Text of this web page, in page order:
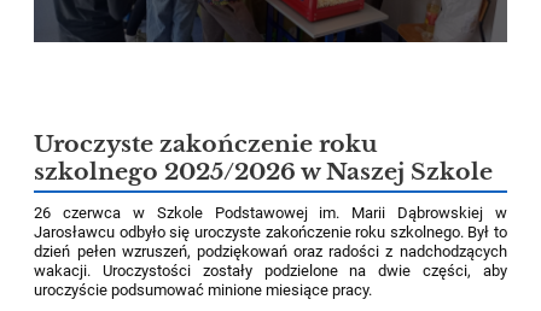
Uroczyste zakończenie roku
szkolnego 2025/2026 w Naszej Szkole
26 czerwca w Szkole Podstawowej im. Marii Dąbrowskiej w
Jarosławcu odbyło się uroczyste zakończenie roku szkolnego. Był to
dzień pełen wzruszeń, podziękowań oraz radości z nadchodzących
wakacji. Uroczystości zostały podzielone na dwie części, aby
uroczyście podsumować minione miesiące pracy.